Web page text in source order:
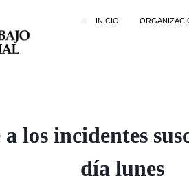
INICIO
los incidentes
día lunes